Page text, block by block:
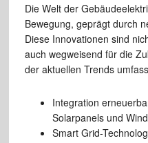
Die Welt der
Bewegung, geprägt durch
Diese Innovationen sind
auch wegweisend für die
der aktuellen Trends
Integration
Solarpanels und
Smart Grid-